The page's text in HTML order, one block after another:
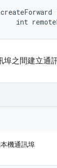
int
之間建立通
機通訊埠